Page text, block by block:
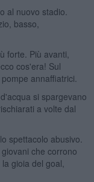
al nuovo stadio.
basso,
forte. Più avanti,
cos'era! Sul
annaffiatrici.
si spargevano
a volte dal
spettacolo abusivo.
che corrono
gioia del goal,